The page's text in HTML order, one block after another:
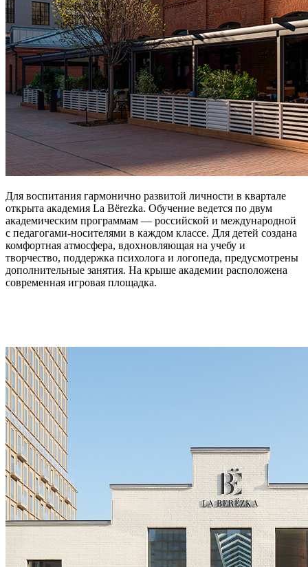
Для воспитания гармонично развитой личности в квартале
открыта академия La Bёrezka. Обучение ведется по двум
академическим программам — российской и международной
с педагогами-носителями в каждом классе. Для детей создана
комфортная атмосфера, вдохновляющая на учебу и
творчество, поддержка психолога и логопеда, предусмотрены
дополнительные занятия. На крыше академии расположена
современная игровая площадка.